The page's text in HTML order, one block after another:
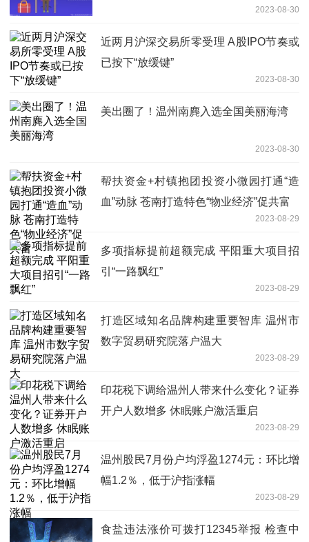
2023-08-30
近两月沪深交易所零受理 A股IPO节奏或
已按下“放缓键”
2023-08-30
美出圈了！温州南麂入选全国美丽海湾
2023-08-30
帮扶资金+村镇抱团投资小微园打通“造
血”动脉 苍南打造特色“物业经济”促共富
2023-08-29
多项指标提前超额完成 平阳重大项目招
引“一路飘红”
2023-08-29
打造区域知名品牌构建重要智库 温州市
数字贸易研究院落户温大
2023-08-29
印花税下调给温州人带来什么变化？证券
开户人数增多 休眠账户激活重启
2023-08-29
温州股民7月份户均浮盈1274元：环比增
幅1.2％，低于沪指涨幅
2023-08-29
食盐违法涨价可拨打12345举报 检查中